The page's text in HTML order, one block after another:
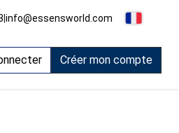
|info@essensworld.com
Créer mon compte